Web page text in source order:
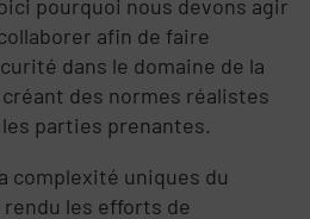
pourquoi nous devons agir
afin de faire
dans le domaine de la
des normes réalistes
parties prenantes.
complexité uniques du
les efforts de